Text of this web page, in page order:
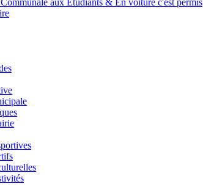
aux Etudiants & En voiture c'est permis